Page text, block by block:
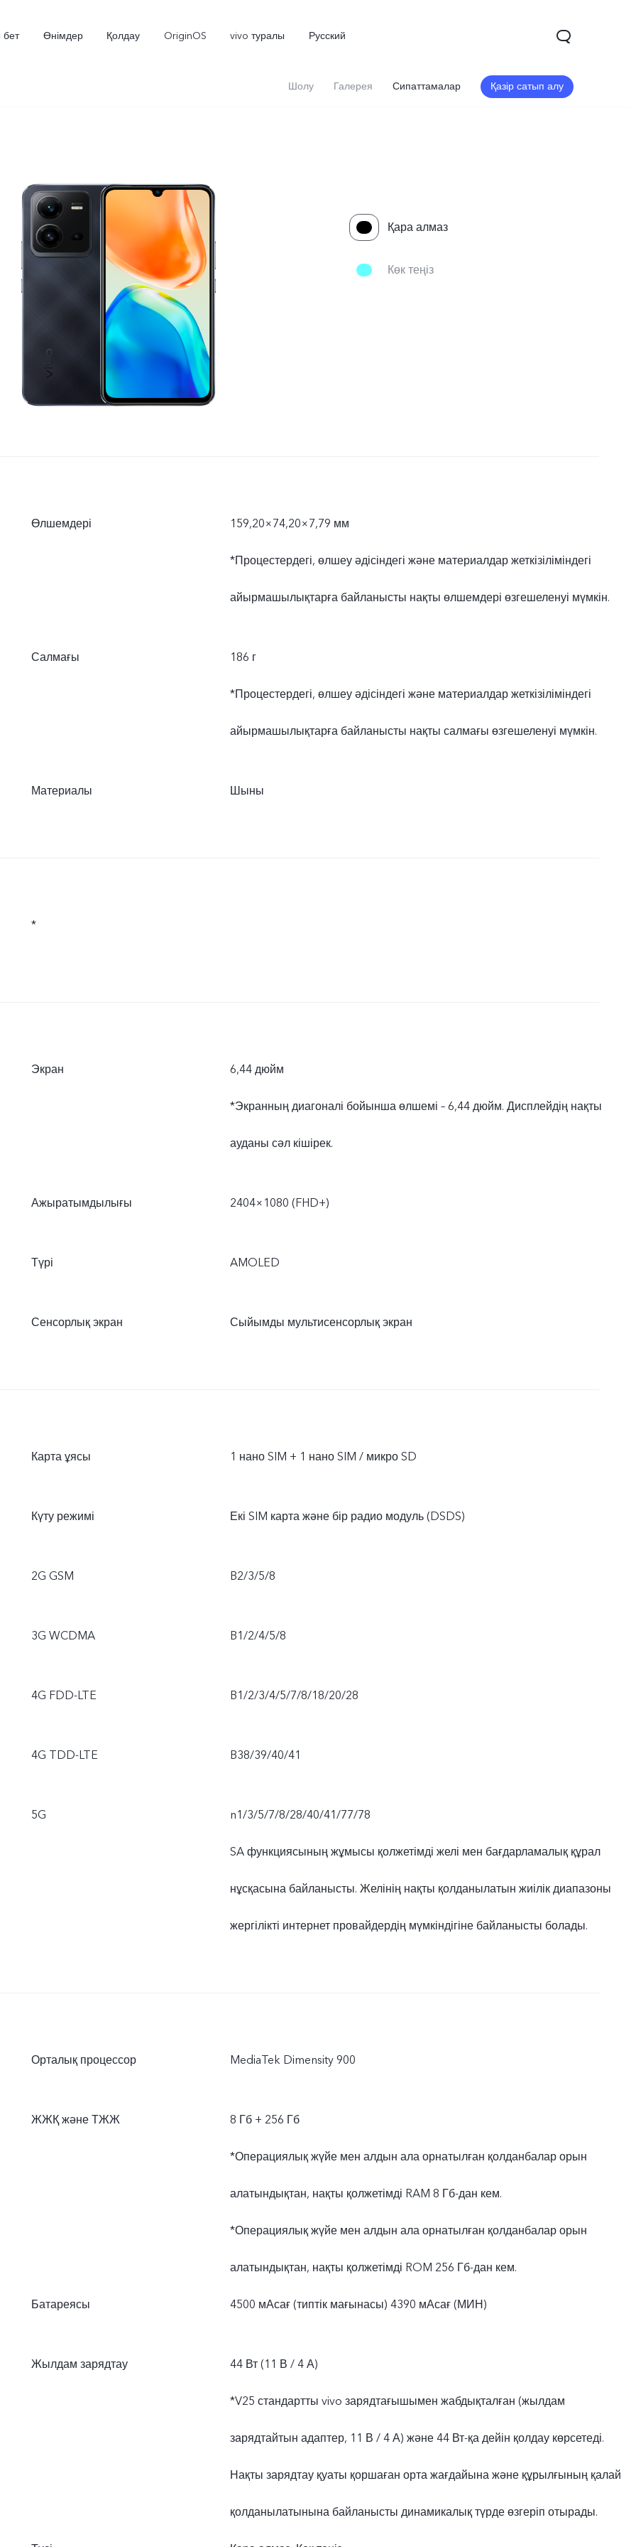
бет Өнімдер Қолдау OriginOS vivo туралы Русский
Шолу Галерея Сипаттамалар Қазір сатып алу
Қара алмаз
Көк теңіз
Өлшемдері 159,20×74,20×7,79 мм
*Процестердегі, өлшеу әдісіндегі және материалдар жеткізіліміндегі
айырмашылықтарға байланысты нақты өлшемдері өзгешеленуі мүмкін.
Салмағы 186 г
*Процестердегі, өлшеу әдісіндегі және материалдар жеткізіліміндегі
айырмашылықтарға байланысты нақты салмағы өзгешеленуі мүмкін.
Материалы Шыны
*
Экран 6,44 дюйм
*Экранның диагоналі бойынша өлшемі – 6,44 дюйм. Дисплейдің нақты
ауданы сәл кішірек.
Ажыратымдылығы 2404×1080 (FHD+)
Түрі AMOLED
Сенсорлық экран Сыйымды мультисенсорлық экран
Карта ұясы 1 нано SIM + 1 нано SIM / микро SD
Күту режимі Екі SIM карта және бір радио модуль (DSDS)
2G GSM B2/3/5/8
3G WCDMA B1/2/4/5/8
4G FDD-LTE B1/2/3/4/5/7/8/18/20/28
4G TDD-LTE B38/39/40/41
5G n1/3/5/7/8/28/40/41/77/78
SA функциясының жұмысы қолжетімді желі мен бағдарламалық құрал
нұсқасына байланысты. Желінің нақты қолданылатын жиілік диапазоны
жергілікті интернет провайдердің мүмкіндігіне байланысты болады.
Орталық процессор MediaTek Dimensity 900
ЖЖҚ және ТЖЖ 8 Гб + 256 Гб
*Операциялық жүйе мен алдын ала орнатылған қолданбалар орын
алатындықтан, нақты қолжетімді RAM 8 Гб-дан кем.
*Операциялық жүйе мен алдын ала орнатылған қолданбалар орын
алатындықтан, нақты қолжетімді ROM 256 Гб-дан кем.
Батареясы 4500 мАсағ (типтік мағынасы) 4390 мАсағ (МИН)
Жылдам зарядтау 44 Вт (11 В / 4 А)
*V25 стандартты vivo зарядтағышымен жабдықталған (жылдам
зарядтайтын адаптер, 11 В / 4 А) және 44 Вт-қа дейін қолдау көрсетеді.
Нақты зарядтау қуаты қоршаған орта жағдайына және құрылғының қалай
қолданылатынына байланысты динамикалық түрде өзгеріп отырады.